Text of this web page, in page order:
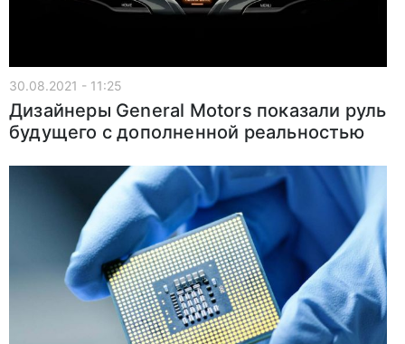
30.08.2021 - 11:25
Дизайнеры General Motors показали руль
будущего с дополненной реальностью